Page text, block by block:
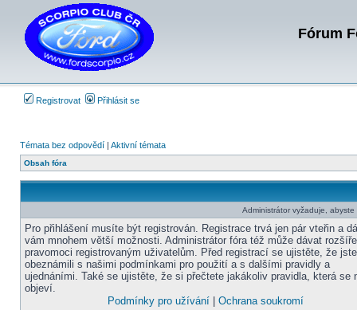
Fórum
Registrovat Přihlásit se
Témata bez odpovědí | Aktivní témata
Obsah fóra
Administrátor vyžaduje,
Pro přihlášení musíte být registrován. Registrace trvá jen pár vteřin a
vám mnohem větší možnosti. Administrátor fóra též může dávat
pravomoci registrovaným uživatelům. Před registrací se ujistěte, že
obeznámili s našimi podmínkami pro použití a s dalšími pravidly a
ujednáními. Také se ujistěte, že si přečtete jakákoliv pravidla, která se
objeví.
Podmínky pro užívání| Ochrana soukromí